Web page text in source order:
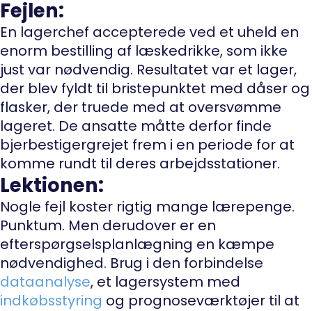
Fejlen:
En lagerchef accepterede ved et uheld en
enorm bestilling af læskedrikke, som ikke
just var nødvendig. Resultatet var et lager,
der blev fyldt til bristepunktet med dåser og
flasker, der truede med at oversvømme
lageret. De ansatte måtte derfor finde
bjerbestigergrejet frem i en periode for at
komme rundt til deres arbejdsstationer.
Lektionen:
Nogle fejl koster rigtig mange lærepenge.
Punktum. Men derudover er en
efterspørgselsplanlægning en kæmpe
nødvendighed. Brug i den forbindelse
dataanalyse, et lagersystem med
indkøbsstyring og prognoseværktøjer til at